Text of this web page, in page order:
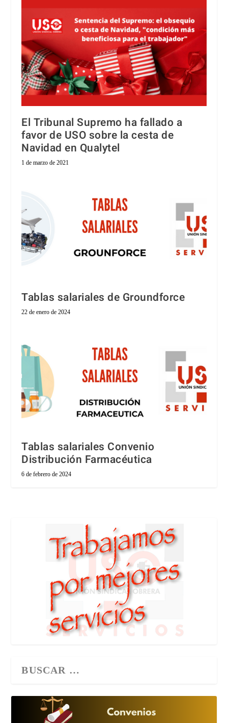
El Tribunal Supremo ha fallado a
favor de USO sobre la cesta de
Navidad en Qualytel
1 de marzo de 2021
Tablas salariales de Groundforce
22 de enero de 2024
Tablas salariales Convenio
Distribución Farmacéutica
6 de febrero de 2024